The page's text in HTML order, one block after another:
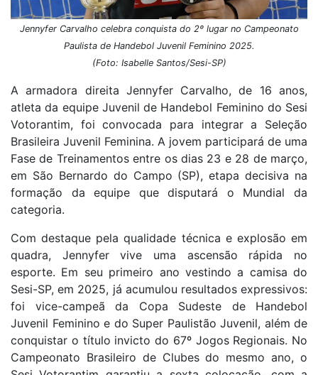
Jennyfer Carvalho celebra conquista do 2º lugar no Campeonato
Paulista de Handebol Juvenil Feminino 2025.
(Foto: Isabelle Santos/Sesi-SP)
A armadora direita Jennyfer Carvalho, de 16 anos,
atleta da equipe Juvenil de Handebol Feminino do Sesi
Votorantim, foi convocada para integrar a Seleção
Brasileira Juvenil Feminina. A jovem participará de uma
Fase de Treinamentos entre os dias 23 e 28 de março,
em São Bernardo do Campo (SP), etapa decisiva na
formação da equipe que disputará o Mundial da
categoria.
Com destaque pela qualidade técnica e explosão em
quadra, Jennyfer vive uma ascensão rápida no
esporte. Em seu primeiro ano vestindo a camisa do
Sesi-SP, em 2025, já acumulou resultados expressivos:
foi vice-campeã da Copa Sudeste de Handebol
Juvenil Feminino e do Super Paulistão Juvenil, além de
conquistar o título invicto do 67º Jogos Regionais. No
Campeonato Brasileiro de Clubes do mesmo ano, o